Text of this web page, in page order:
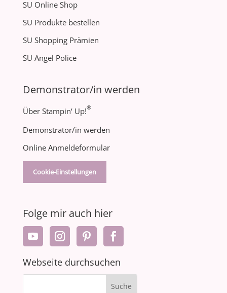
SU Online Shop
SU Produkte bestellen
SU Shopping Prämien
SU Angel Police
Demonstrator/in werden
Über Stampin‘ Up!®
Demonstrator/in werden
Online Anmeldeformular
Cookie-Einstellungen
Folge mir auch hier
Webseite durchsuchen